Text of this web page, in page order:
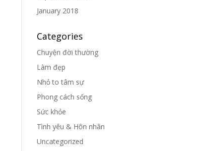
January 2018
Categories
Chuyện đời thường
Làm đẹp
Nhỏ to tâm sự
Phong cách sống
Sức khỏe
Tình yêu & Hôn nhân
Uncategorized